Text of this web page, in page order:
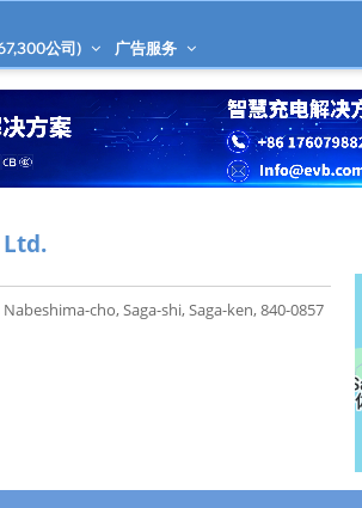
公司) 广告服务
Ltd.
cho, Saga-shi, Saga-ken, 840-0857